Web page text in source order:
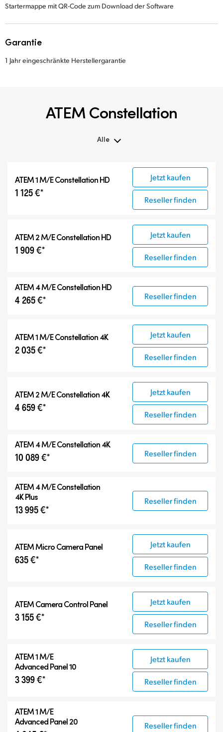
Startermappe mit QR-Code zum Download der Software
Garantie
1 Jahr eingeschränkte Herstellergarantie
ATEM Constellation
Alle
ATEM Constellation
ATEM Advanced Panels
Kompatible Produkte
ATEM 1 M/E Constellation HD
1 125 €*
Jetzt kaufen
Reseller finden
ATEM 2 M/E Constellation HD
1 909 €*
Jetzt kaufen
Reseller finden
ATEM 4 M/E Constellation HD
4 265 €* Reseller finden
ATEM 1 M/E Constellation 4K
2 035 €*
Jetzt kaufen
Reseller finden
ATEM 2 M/E Constellation 4K
4 659 €*
Jetzt kaufen
Reseller finden
ATEM 4 M/E Constellation 4K
10 089 €* Reseller finden
ATEM4 M/E Constellation
4K Plus
13 995 €*
Reseller finden
ATEM Micro Camera Panel
635 €*
Jetzt kaufen
Reseller finden
ATEM Camera Control Panel
3 155 €*
Jetzt kaufen
Reseller finden
ATEM 1 M/E
Advanced Panel 10
3 399 €*
Jetzt kaufen
Reseller finden
ATEM 1 M/E
Advanced Panel 20
Reseller finden